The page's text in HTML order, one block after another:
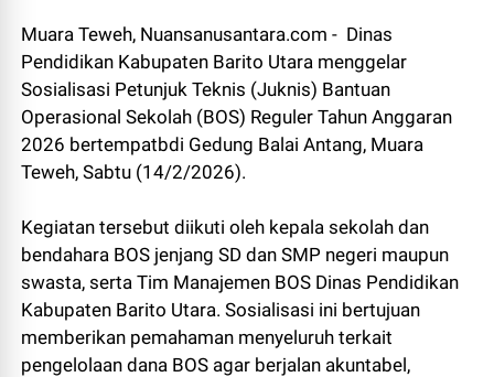
Muara Teweh, Nuansanusantara.com - Dinas
Pendidikan Kabupaten Barito Utara menggelar
Sosialisasi Petunjuk Teknis (Juknis) Bantuan
Operasional Sekolah (BOS) Reguler Tahun Anggaran
2026 bertempatbdi Gedung Balai Antang, Muara
Teweh, Sabtu (14/2/2026).
Kegiatan tersebut diikuti oleh kepala sekolah dan
bendahara BOS jenjang SD dan SMP negeri maupun
swasta, serta Tim Manajemen BOS Dinas Pendidikan
Kabupaten Barito Utara. Sosialisasi ini bertujuan
memberikan pemahaman menyeluruh terkait
pengelolaan dana BOS agar berjalan akuntabel,